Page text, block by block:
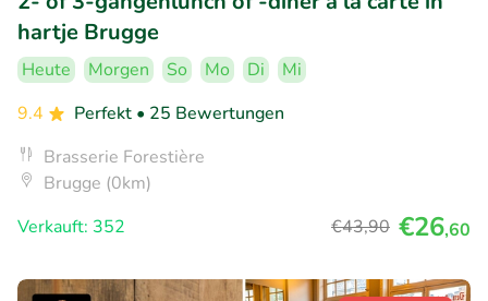
hartje Brugge
Heute Morgen So Mo Di
Mi
9.4
Perfekt • 25 Bewertungen
Brasserie Forestière
Brugge (0km)
Verkauft: 352
€43,90 €26,60